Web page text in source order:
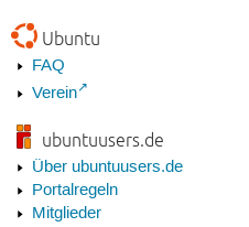
Ubuntu
FAQ
Verein
ubuntuusers.de
Über ubuntuusers.de
Portalregeln
Mitglieder